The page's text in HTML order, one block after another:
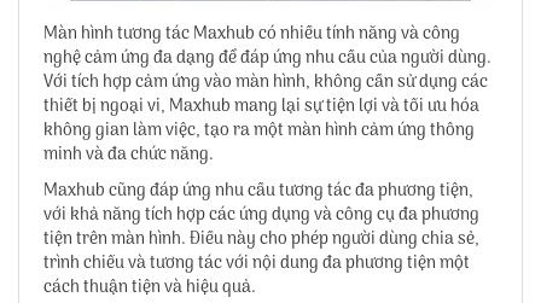
Màn hình tương tác Maxhub có nhiều tính năng và công
nghệ cảm ứng đa dạng để đáp ứng nhu cầu của người dùng.
Với tích hợp cảm ứng vào màn hình, không cần sử dụng các
thiết bị ngoại vi, Maxhub mang lại sự tiện lợi và tối ưu hóa
không gian làm việc, tạo ra một màn hình cảm ứng thông
minh và đa chức năng.
Maxhub cũng đáp ứng nhu cầu tương tác đa phương tiện,
với khả năng tích hợp các ứng dụng và công cụ đa phương
tiện trên màn hình. Điều này cho phép người dùng chia sẻ,
trình chiếu và tương tác với nội dung đa phương tiện một
cách thuận tiện và hiệu quả.